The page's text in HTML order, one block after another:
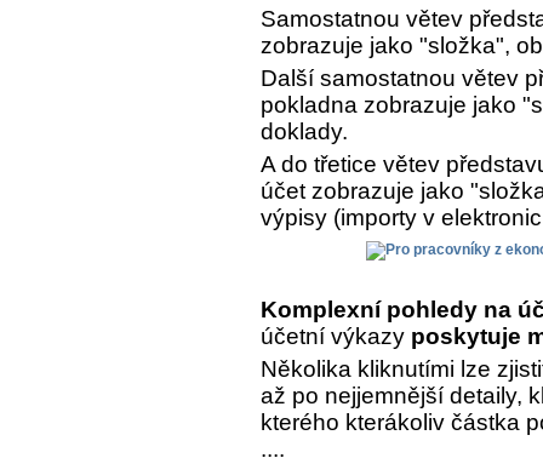
Samostatnou větev
zobrazuje jako "složka",
Další samostatnou větev
pokladna zobrazuje jako
doklady.
A do třetice větev
účet zobrazuje jako
výpisy (importy v
Komplexní pohledy na
účetní výkazy poskytuje
Několika kliknutími lze
až po nejjemnější detaily,
kterého kterákoliv částka
....